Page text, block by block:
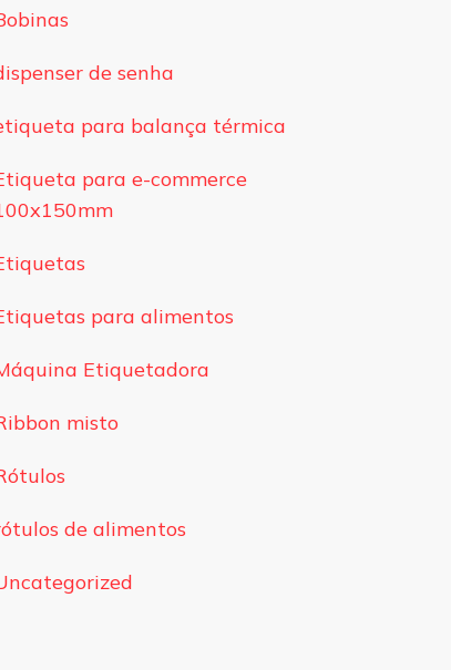
de senha
para balança térmica
para e-commerce
para alimentos
Etiquetadora
misto
de alimentos